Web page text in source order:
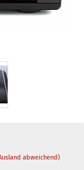
abweichend)